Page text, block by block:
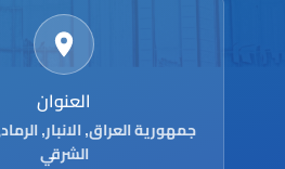
العنوان
جمهورية العراق, الانبار,
الشرقي